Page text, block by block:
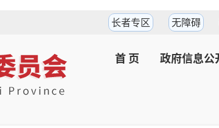
长者专区 无障碍
首 页 政府信息公